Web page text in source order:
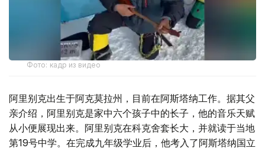
Фото: кадр из видео
阿里别克出生于阿克莫拉州，目前在阿斯塔纳工作。据其父
亲介绍，阿里别克是家中六个孩子中的长子，他的音乐天赋
从小便展现出来。阿里别克在科克舍套长大，并就读于当地
第19号中学。在完成九年级学业后，他考入了阿斯塔纳国立